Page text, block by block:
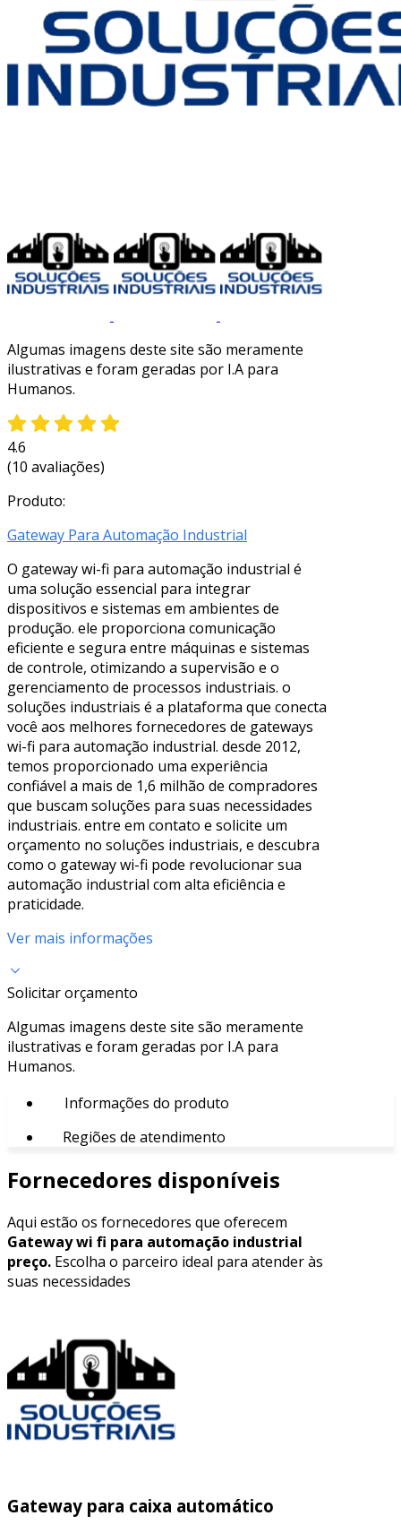
Algumas imagens deste site são meramente
ilustrativas e foram geradas por I.A para
Humanos.
4.6
(10 avaliações)
Produto:
Gateway Para Automação Industrial
O gateway wi-fi para automação industrial é
uma solução essencial para integrar
dispositivos e sistemas em ambientes de
produção. ele proporciona comunicação
eficiente e segura entre máquinas e sistemas
de controle, otimizando a supervisão e o
gerenciamento de processos industriais. o
soluções industriais é a plataforma que conecta
você aos melhores fornecedores de gateways
wi-fi para automação industrial. desde 2012,
temos proporcionado uma experiência
confiável a mais de 1,6 milhão de compradores
que buscam soluções para suas necessidades
industriais. entre em contato e solicite um
orçamento no soluções industriais, e descubra
como o gateway wi-fi pode revolucionar sua
automação industrial com alta eficiência e
praticidade.
Ver mais informações
Solicitar orçamento
Algumas imagens deste site são meramente
ilustrativas e foram geradas por I.A para
Humanos.
Informações do produto
Regiões de atendimento
Fornecedores disponíveis
Aqui estão os fornecedores que oferecem
Gateway wi fi para automação industrial
preço. Escolha o parceiro ideal para atender às
suas necessidades
Gateway para caixa automático